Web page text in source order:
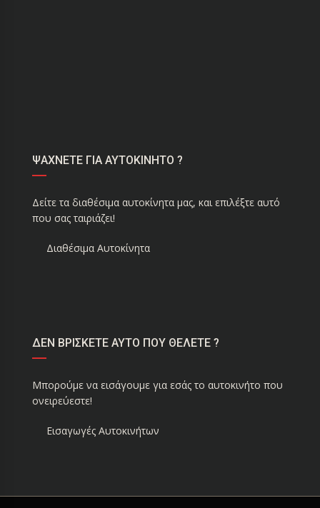
ΨΑΧΝΕΤΕ ΓΙΑ ΑΥΤΟΚΙΝΗΤΟ ?
Δείτε τα διαθέσιμα αυτοκίνητα μας, και επιλέξτε αυτό
που σας ταιριάζει!
Διαθέσιμα Αυτοκίνητα
ΔΕΝ ΒΡΙΣΚΕΤΕ ΑΥΤΟ ΠΟΥ ΘΕΛΕΤΕ ?
Μπορούμε να εισάγουμε για εσάς το αυτοκινήτο που
ονειρεύεστε!
Εισαγωγές Αυτοκινήτων